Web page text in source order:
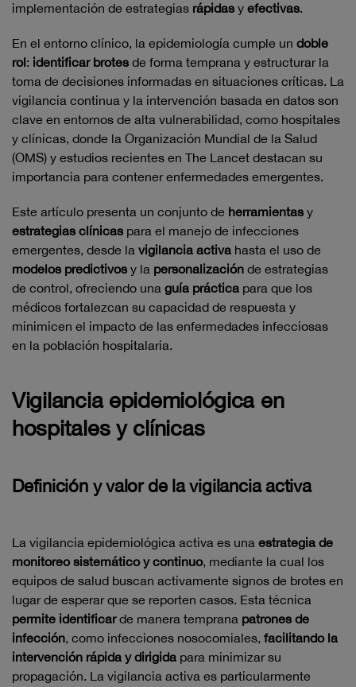
implementación de estrategias rápidas y efectivas.
En el entorno clínico, la epidemiología cumple un doble
rol: identificar brotes de forma temprana y estructurar la
toma de decisiones informadas en situaciones críticas. La
vigilancia continua y la intervención basada en datos son
clave en entornos de alta vulnerabilidad, como hospitales
y clínicas, donde la Organización Mundial de la Salud
(OMS) y estudios recientes en The Lancet destacan su
importancia para contener enfermedades emergentes.
Este artículo presenta un conjunto de herramientas y
estrategias clínicas para el manejo de infecciones
emergentes, desde la vigilancia activa hasta el uso de
modelos predictivos y la personalización de estrategias
de control, ofreciendo una guía práctica para que los
médicos fortalezcan su capacidad de respuesta y
minimicen el impacto de las enfermedades infecciosas
en la población hospitalaria.
Vigilancia epidemiológica en
hospitales y clínicas
Definición y valor de la vigilancia activa
La vigilancia epidemiológica activa es una estrategia de
monitoreo sistemático y continuo, mediante la cual los
equipos de salud buscan activamente signos de brotes en
lugar de esperar que se reporten casos. Esta técnica
permite identificarde manera temprana patrones de
infección, como infecciones nosocomiales, facilitando la
intervención rápida y dirigida para minimizar su
propagación. La vigilancia activa es particularmente